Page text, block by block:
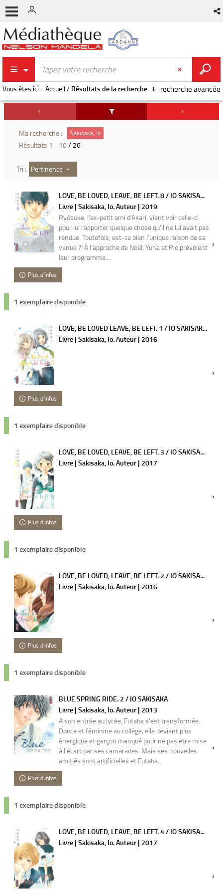
recherche avancée
Vous êtes ici : Accueil/ Résultats de la recherche
Ma recherche : Sakisaka, Io
Résultats 1 - 10/ 26
Tri : Pertinence
LOVE, BE LOVED, LEAVE, BE LEFT. 8 / IO SAKISA...
Livre | Sakisaka, Io. Auteur | 2019
Ryôsuke, l'ex-petit ami d'Akari, vient voir celle-ci
pour lui rapporter quelque chose qu'il ne lui avait pas
rendue. Toutefois, est-ce bien l'unique raison de sa
venue ?! À l'approche de Noël, Yuna et Rio prévoient
leur programme....
Plus d'infos
1 exemplaire disponible
LOVE, BE LOVED LEAVE, BE LEFT. 1 / IO SAKISAK...
Livre | Sakisaka, Io. Auteur | 2016
Plus d'infos
1 exemplaire disponible
LOVE, BE LOVED, LEAVE, BE LEFT. 3 / IO SAKISA...
Livre | Sakisaka, Io. Auteur | 2017
Plus d'infos
1 exemplaire disponible
LOVE, BE LOVED, LEAVE, BE LEFT. 2 / IO SAKISA...
Livre | Sakisaka, Io. Auteur | 2016
Plus d'infos
1 exemplaire disponible
BLUE SPRING RIDE. 2 / IO SAKISAKA
Livre | Sakisaka, Io. Auteur | 2013
A son entrée au lycée, Futaba s'est transformée.
Douce et féminine au collège, elle devient plus
énergique et garçon manqué pour ne pas être mise
à l'écart par ses camarades. Mais ses nouvelles
amitiés sont artificielles et Futaba...
Plus d'infos
1 exemplaire disponible
LOVE, BE LOVED, LEAVE, BE LEFT. 4 / IO SAKISA...
Livre | Sakisaka, Io. Auteur | 2017